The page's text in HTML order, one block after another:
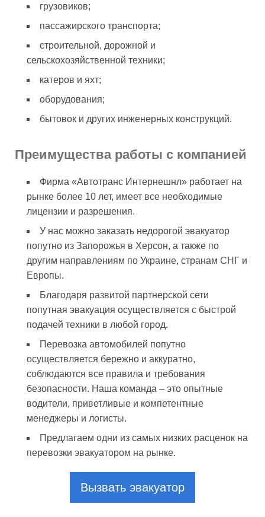
грузовиков;
пассажирского транспорта;
строительной, дорожной и
сельскохозяйственной техники;
катеров и яхт;
оборудования;
бытовок и других инженерных конструкций.
Преимущества работы с компанией
Фирма «Автотранс Интернешнл» работает на
рынке более 10 лет, имеет все необходимые
лицензии и разрешения.
У нас можно заказать недорогой эвакуатор
попутно из Запорожья в Херсон, а также по
другим направлениям по Украине, странам СНГ и
Европы.
Благодаря развитой партнерской сети
попутная эвакуация осуществляется с быстрой
подачей техники в любой город.
Перевозка автомобилей попутно
осуществляется бережно и аккуратно,
соблюдаются все правила и требования
безопасности. Наша команда – это опытные
водители, приветливые и компетентные
менеджеры и логисты.
Предлагаем одни из самых низких расценок на
перевозки эвакуатором на рынке.
Вызвать эвакуатор